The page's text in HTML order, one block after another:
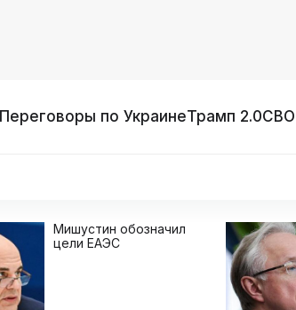
Переговоры по УкраинеТрамп 2.0СВО
Мишустин обозначил
цели ЕАЭС